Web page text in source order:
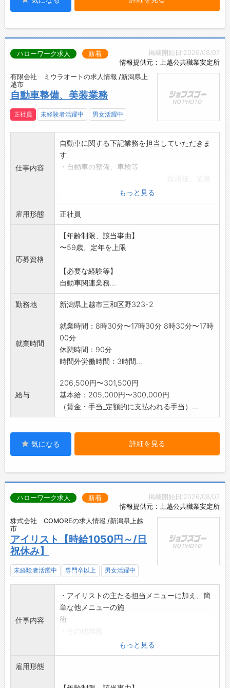
掲載開始日:2026/08/07
情報提供元：上越公共職業安定所
ハローワーク求人 新着
有限会社 ミウラオートの求人情報 /新潟県上
越市
自動車整備、美装業務
正社員 未経験者活躍中 男女活躍中
仕事内容
自動車に関する下記業務を担当していただきま
す
・自動車の整備、車検等
内容の変更予定なし
・自動車の用品取り付け業務
・自動車の美装業務
(洗車、磨き、コーティング、ルームクリーニン
グ)
引取り、納車、検査等で移動の際は、社用車を
*未経験の方は補助作業から順番に技術を習得し
ていただきます。
入社後に資格取得も可能です。(費用補助あり)
もっと見る
雇用形態 正社員
応募資格
【年齢制限、該当事由】
〜59歳、定年を上限
【必要な経験等】
自動車関連業務...
勤務地 新潟県上越市三和区野323-2
就業時間
就業時間：8時30分〜17時30分 8時30分〜17時
00分
休憩時間：90分
時間外労働時間：3時間...
給与
206,500円〜301,500円
基本給：205,000円〜300,000円
（賃金・手当_定額的に支払われる手当）...
気になる 詳細を見る
掲載開始日:2026/08/07
情報提供元：上越公共職業安定所
ハローワーク求人 新着
株式会社 COMOREの求人情報 /新潟県上越
市
アイリスト【時給1050円～/日
祝休み】
未経験者活躍中 専門卒以上 男女活躍中
仕事内容
・アイリストの主たる担当メニューに加え、簡
単な他メニューの施
術
採用後、業務内容の変更予定なし
もっと見る
雇用形態